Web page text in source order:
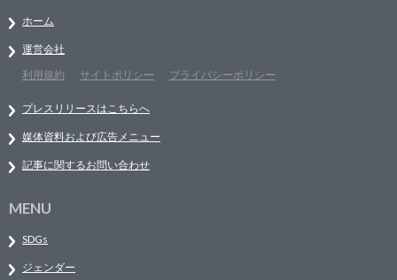
ホーム
運営会社
利用規約
サイトポリシー プライバシーポリシー
プレスリリースはこちらへ
媒体資料および広告メニュー
記事に関するお問い合わせ
MENU
SDGs
ジェンダー